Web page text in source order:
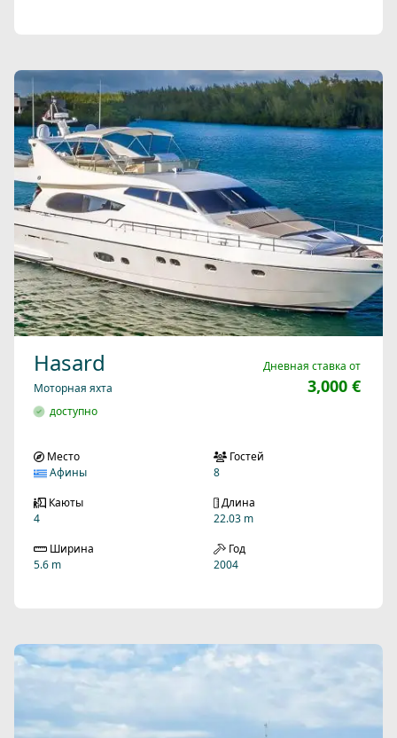
Hasard
Моторная яхта
доступно
Дневная ставка от
3,000 €
Место
Афины
Гостей
8
Каюты
4
Длина
22.03 m
Ширина
5.6 m
Год
2004